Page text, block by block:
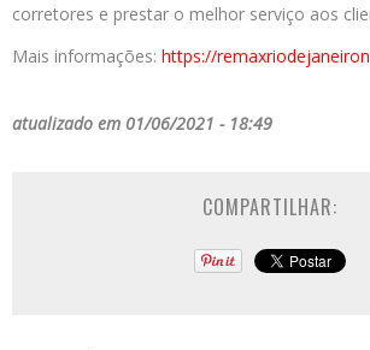
corretores e prestar o melhor serviço aos
Mais informações: https://
atualizado em 01/06/2021 - 18:49
COMPARTILHAR: